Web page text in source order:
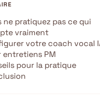
ne pratiquez pas ce qui
vraiment
votre coach vocal
entretiens PM
pour la pratique